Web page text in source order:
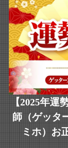
【2025年
師（ゲッタ
ミホ）お